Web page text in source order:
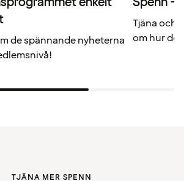
de spännande nyheterna
Tjäna och
om hur det
TJÄNA MER SPENN